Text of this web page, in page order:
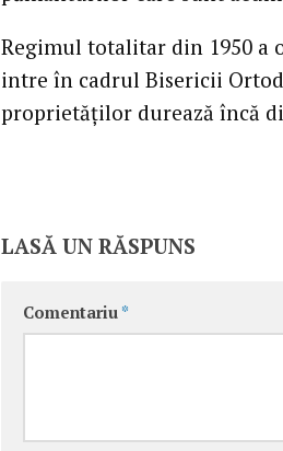
Regimul totalitar din 1950 a
intre în cadrul Bisericii
proprietăţilor durează încă
LASĂ UN RĂSPUNS
Comentariu *